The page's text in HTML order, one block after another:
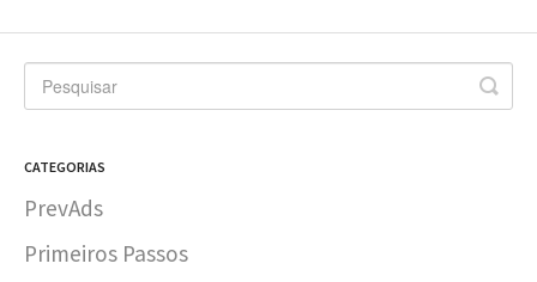
CATEGORIAS
PrevAds
Primeiros Passos